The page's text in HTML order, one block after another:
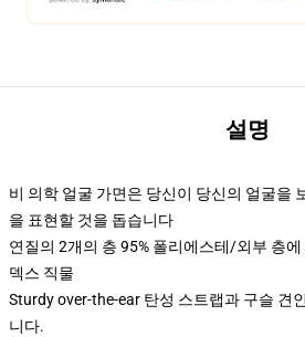
설명
비 의학 얼굴 가면은 당신이 당신의 얼굴을
을 표현할 것을 돕습니다
연질의 2개의 층 95% 폴리에스테/외부 층
덱스 직물
Sturdy over-the-ear 탄성 스트랩과 구슬 견
니다.